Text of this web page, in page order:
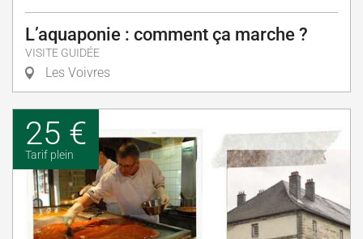
L’aquaponie : comment ça marche ?
VISITE GUIDÉE
Les Voivres
25 €
Tarif plein